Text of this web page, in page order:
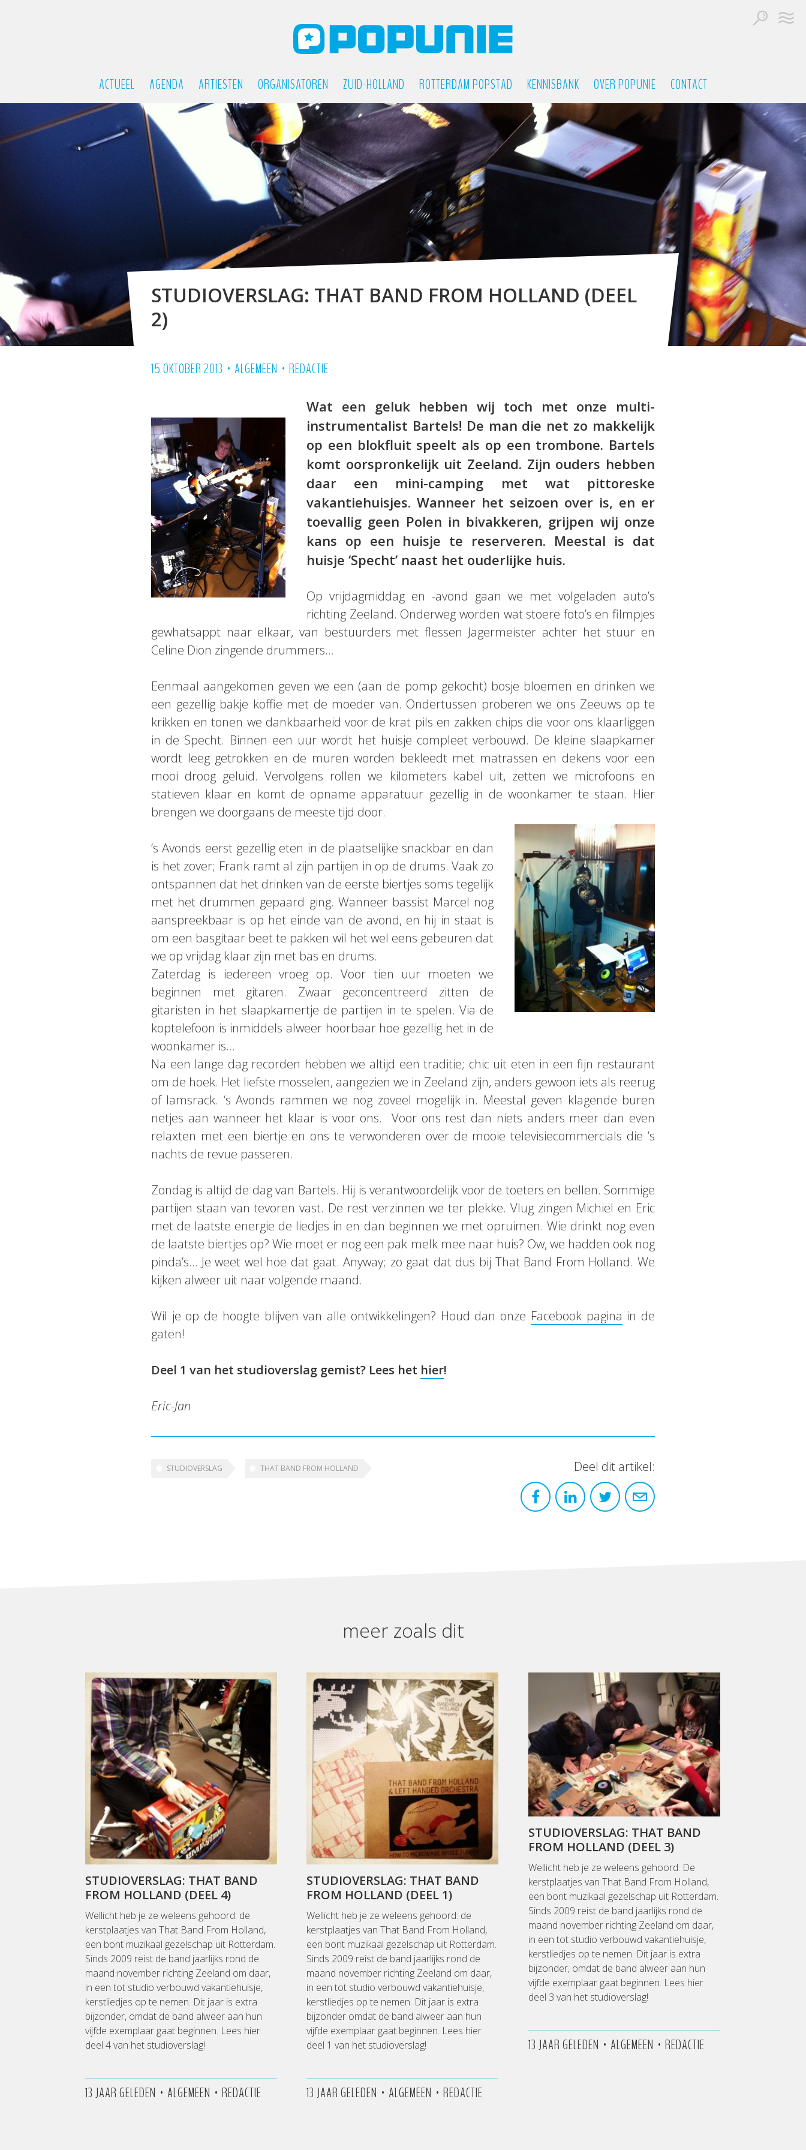
ACTUEEL AGENDA ARTIESTEN ORGANISATOREN ZUID-HOLLAND ROTTERDAM POPSTAD KENNISBANK OVER POPUNIE CONTACT
STUDIOVERSLAG: THAT BAND FROM HOLLAND (DEEL
2)
15 OKTOBER 2013 • ALGEMEEN • REDACTIE
Wat een geluk hebben wij toch met onze multi-
instrumentalist Bartels! De man die net zo makkelijk
op een blokfluit speelt als op een trombone. Bartels
komt oorspronkelijk uit Zeeland. Zijn ouders hebben
daar een mini-camping met wat pittoreske
vakantiehuisjes. Wanneer het seizoen over is, en er
toevallig geen Polen in bivakkeren, grijpen wij onze
kans op een huisje te reserveren. Meestal is dat
huisje ‘Specht’ naast het ouderlijke huis.
Op vrijdagmiddag en -avond gaan we met volgeladen auto’s
richting Zeeland. Onderweg worden wat stoere foto’s en filmpjes
gewhatsappt naar elkaar, van bestuurders met flessen Jagermeister achter het stuur en
Celine Dion zingende drummers…
Eenmaal aangekomen geven we een (aan de pomp gekocht) bosje bloemen en drinken we
een gezellig bakje koffie met de moeder van. Ondertussen proberen we ons Zeeuws op te
krikken en tonen we dankbaarheid voor de krat pils en zakken chips die voor ons klaarliggen
in de Specht. Binnen een uur wordt het huisje compleet verbouwd. De kleine slaapkamer
wordt leeg getrokken en de muren worden bekleedt met matrassen en dekens voor een
mooi droog geluid. Vervolgens rollen we kilometers kabel uit, zetten we microfoons en
statieven klaar en komt de opname apparatuur gezellig in de woonkamer te staan. Hier
brengen we doorgaans de meeste tijd door.
’s Avonds eerst gezellig eten in de plaatselijke snackbar en dan
is het zover; Frank ramt al zijn partijen in op de drums. Vaak zo
ontspannen dat het drinken van de eerste biertjes soms tegelijk
met het drummen gepaard ging. Wanneer bassist Marcel nog
aanspreekbaar is op het einde van de avond, en hij in staat is
om een basgitaar beet te pakken wil het wel eens gebeuren dat
we op vrijdag klaar zijn met bas en drums.
Zaterdag is iedereen vroeg op. Voor tien uur moeten we
beginnen met gitaren. Zwaar geconcentreerd zitten de
gitaristen in het slaapkamertje de partijen in te spelen. Via de
koptelefoon is inmiddels alweer hoorbaar hoe gezellig het in de
woonkamer is…
Na een lange dag recorden hebben we altijd een traditie; chic uit eten in een fijn restaurant
om de hoek. Het liefste mosselen, aangezien we in Zeeland zijn, anders gewoon iets als reerug
of lamsrack. ‘s Avonds rammen we nog zoveel mogelijk in. Meestal geven klagende buren
netjes aan wanneer het klaar is voor ons. Voor ons rest dan niets anders meer dan even
relaxten met een biertje en ons te verwonderen over de mooie televisiecommercials die ’s
nachts de revue passeren.
Zondag is altijd de dag van Bartels. Hij is verantwoordelijk voor de toeters en bellen. Sommige
partijen staan van tevoren vast. De rest verzinnen we ter plekke. Vlug zingen Michiel en Eric
met de laatste energie de liedjes in en dan beginnen we met opruimen. Wie drinkt nog even
de laatste biertjes op? Wie moet er nog een pak melk mee naar huis? Ow, we hadden ook nog
pinda’s… Je weet wel hoe dat gaat. Anyway; zo gaat dat dus bij That Band From Holland. We
kijken alweer uit naar volgende maand.
Wil je op de hoogte blijven van alle ontwikkelingen? Houd dan onze Facebook pagina in de
gaten!
Deel 1 van het studioverslag gemist? Lees het hier!
Eric-Jan
STUDIOVERSLAG THAT BAND FROM HOLLAND Deel dit artikel:
meer zoals dit
STUDIOVERSLAG: THAT BAND
FROM HOLLAND (DEEL 4)
Wellicht heb je ze weleens gehoord: de
kerstplaatjes van That Band From Holland,
een bont muzikaal gezelschap uit Rotterdam.
Sinds 2009 reist de band jaarlijks rond de
maand november richting Zeeland om daar,
in een tot studio verbouwd vakantiehuisje,
kerstliedjes op te nemen. Dit jaar is extra
bijzonder, omdat de band alweer aan hun
vijfde exemplaar gaat beginnen. Lees hier
deel 4 van het studioverslag!
13 JAAR GELEDEN • ALGEMEEN • REDACTIE
STUDIOVERSLAG: THAT BAND
FROM HOLLAND (DEEL 1)
Wellicht heb je ze weleens gehoord: de
kerstplaatjes van That Band From Holland,
een bont muzikaal gezelschap uit Rotterdam.
Sinds 2009 reist de band jaarlijks rond de
maand november richting Zeeland om daar,
in een tot studio verbouwd vakantiehuisje,
kerstliedjes op te nemen. Dit jaar is extra
bijzonder omdat de band alweer aan hun
vijfde exemplaar gaat beginnen. Lees hier
deel 1 van het studioverslag!
13 JAAR GELEDEN • ALGEMEEN • REDACTIE
STUDIOVERSLAG: THAT BAND
FROM HOLLAND (DEEL 3)
Wellicht heb je ze weleens gehoord: De
kerstplaatjes van That Band From Holland,
een bont muzikaal gezelschap uit Rotterdam.
Sinds 2009 reist de band jaarlijks rond de
maand november richting Zeeland om daar,
in een tot studio verbouwd vakantiehuisje,
kerstliedjes op te nemen. Dit jaar is extra
bijzonder, omdat de band alweer aan hun
vijfde exemplaar gaat beginnen. Lees hier
deel 3 van het studioverslag!
13 JAAR GELEDEN • ALGEMEEN • REDACTIE